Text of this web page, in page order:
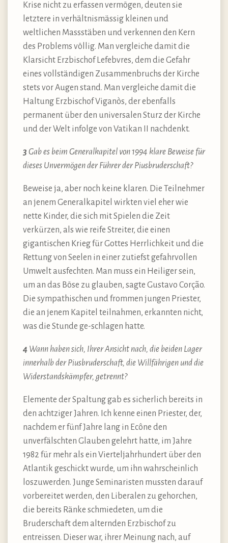
Krise nicht zu erfassen vermögen, deuten sie
letztere in verhältnismässig kleinen und
weltlichen Massstäben und verkennen den Kern
des Problems völlig. Man vergleiche damit die
Klarsicht Erzbischof Lefebvres, dem die Gefahr
eines vollständigen Zusammenbruchs der Kirche
stets vor Augen stand. Man vergleiche damit die
Haltung Erzbischof Viganòs, der ebenfalls
permanent über den universalen Sturz der Kirche
und der Welt infolge von Vatikan II nachdenkt.
3 Gab es beim Generalkapitel von 1994 klare Beweise für
dieses Unvermögen der Führer der Piusbruderschaft?
Beweise ja, aber noch keine klaren. Die Teilnehmer
an jenem Generalkapitel wirkten viel eher wie
nette Kinder, die sich mit Spielen die Zeit
verkürzen, als wie reife Streiter, die einen
gigantischen Krieg für Gottes Herrlichkeit und die
Rettung von Seelen in einer zutiefst gefahrvollen
Umwelt ausfechten. Man muss ein Heiliger sein,
um an das Böse zu glauben, sagte Gustavo Corção.
Die sympathischen und frommen jungen Priester,
die an jenem Kapitel teilnahmen, erkannten nicht,
was die Stunde ge-schlagen hatte.
4 Wann haben sich, Ihrer Ansicht nach, die beiden Lager
innerhalb der Piusbruderschaft, die Willfährigen und die
Widerstandskämpfer, getrennt?
Elemente der Spaltung gab es sicherlich bereits in
den achtziger Jahren. Ich kenne einen Priester, der,
nachdem er fünf Jahre lang in Ecône den
unverfälschten Glauben gelehrt hatte, im Jahre
1982 für mehr als ein Vierteljahrhundert über den
Atlantik geschickt wurde, um ihn wahrscheinlich
loszuwerden. Junge Seminaristen mussten darauf
vorbereitet werden, den Liberalen zu gehorchen,
die bereits Ränke schmiedeten, um die
Bruderschaft dem alternden Erzbischof zu
entreissen. Dieser war, ihrer Meinung nach, auf